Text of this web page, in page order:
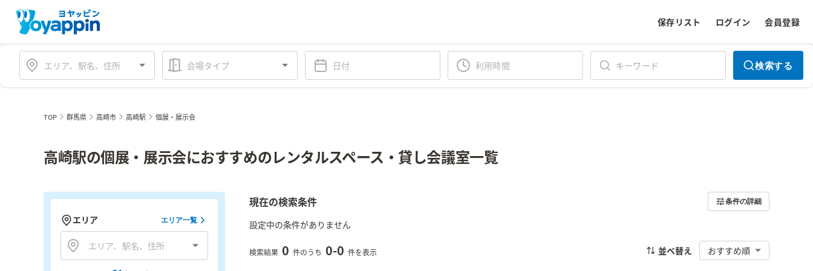
保存リスト ログイン 会員登録
会場タイプ 検索する
TOP 群馬県 高崎市 高崎駅 個展・展示会
高崎駅の個展・展示会におすすめのレンタルスペース・貸し会議室一覧
現在の検索条件 条件の詳細
設定中の条件がありません
検索結果 0 件のうち 0-0 件を表示 並べ替え おすすめ順
エリア エリア一覧